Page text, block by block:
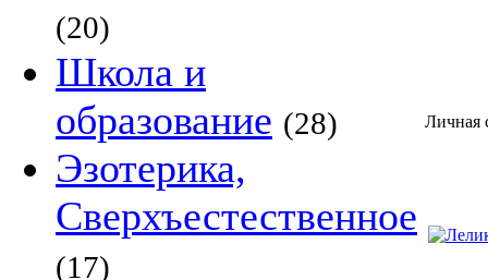
(20)
Школа и
образование (28)
Эзотерика,
Сверхъестественное
(17)
Личная